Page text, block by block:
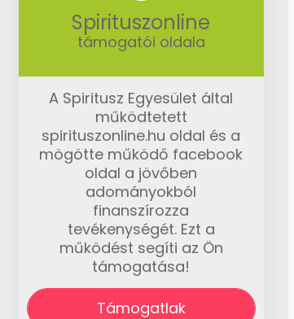
Spirituszonline
támogatói oldala
A Spiritusz Egyesület által
működtetett
spirituszonline.hu oldal és a
mögötte működő facebook
oldal a jövőben
adományokból
finanszírozza
tevékenységét. Ezt a
működést segíti az Ön
támogatása!
Támogatlak